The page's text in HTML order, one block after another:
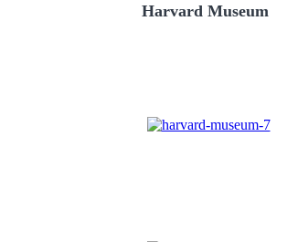
Harvard Museum